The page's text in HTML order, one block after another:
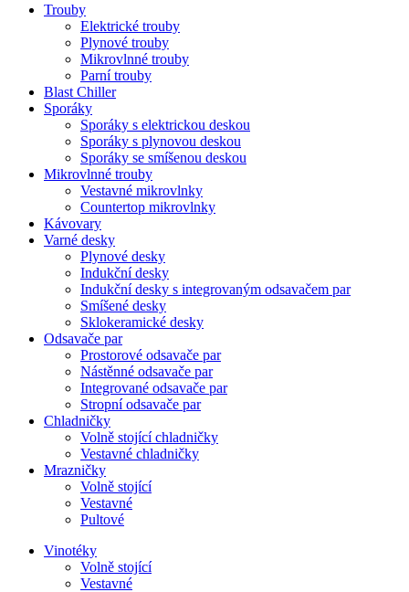
Trouby
Elektrické trouby
Plynové trouby
Mikrovlnné trouby
Parní trouby
Blast Chiller
Sporáky
Sporáky s elektrickou deskou
Sporáky s plynovou deskou
Sporáky se smíšenou deskou
Mikrovlnné trouby
Vestavné mikrovlnky
Countertop mikrovlnky
Kávovary
Varné desky
Plynové desky
Indukční desky
Indukční desky s integrovaným odsavačem par
Smíšené desky
Sklokeramické desky
Odsavače par
Prostorové odsavače par
Nástěnné odsavače par
Integrované odsavače par
Stropní odsavače par
Chladničky
Volně stojící chladničky
Vestavné chladničky
Mrazničky
Volně stojící
Vestavné
Pultové
Vinotéky
Volně stojící
Vestavné